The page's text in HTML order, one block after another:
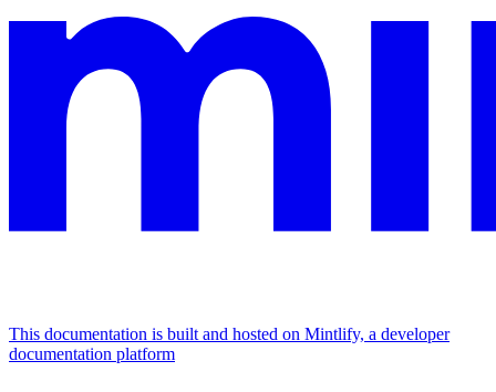
This documentation is built and hosted on Mintlify, a developer
documentation platform